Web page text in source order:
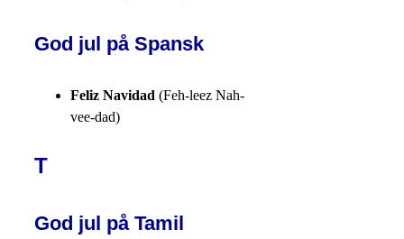
God jul på Spansk
Feliz Navidad (Feh-leez Nah-
vee-dad)
T
God jul på Tamil